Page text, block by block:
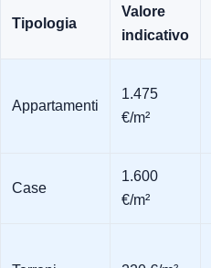
Tipologia
Valore
indicativo
Appartamenti
1.475
€/m²
Case
1.600
€/m²